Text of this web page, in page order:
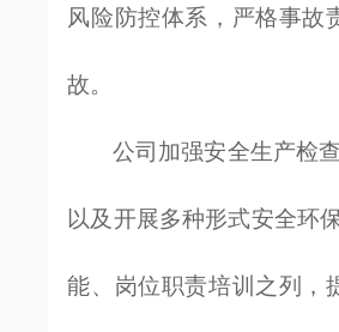
风险防控体系，严格事故
故。
公司加强安全生产检
以及开展多种形式安全环
能、岗位职责培训之列，